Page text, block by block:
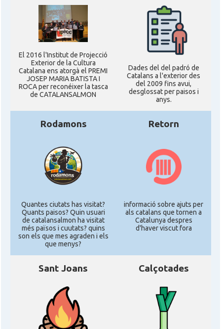
El 2016 l'Institut de Projecció
Exterior de la Cultura
Catalana ens atorgà el PREMI
JOSEP MARIA BATISTA I
ROCA per reconéixer la tasca
de CATALANSALMON
Dades del del padró de
Catalans a l'exterior des
del 2009 fins avui,
desglossat per paisos i
anys.
Rodamons
Quantes ciutats has visitat?
Quants paisos? Quin usuari
de catalansalmon ha visitat
més països i cuutats? quins
son els que mes agraden i els
que menys?
Retorn
informació sobre ajuts per
als catalans que tornen a
Catalunya despres
d'haver viscut fora
Sant Joans Calçotades